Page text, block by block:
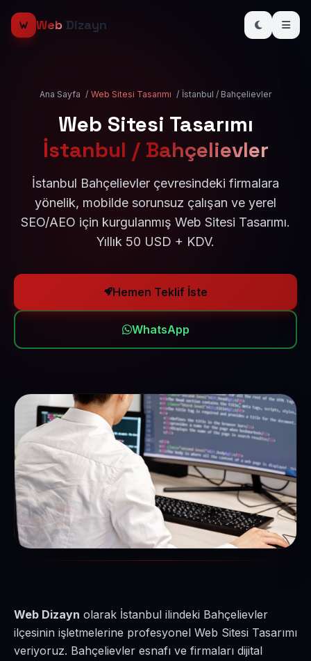
Web Dizayn
Ana Sayfa / Web Sitesi Tasarımı / İstanbul / Bahçelievler
Web Sitesi Tasarımı
İstanbul / Bahçelievler
İstanbul Bahçelievler çevresindeki firmalara
yönelik, mobilde sorunsuz çalışan ve yerel
SEO/AEO için kurgulanmış Web Sitesi Tasarımı.
Yıllık 50 USD + KDV.
Hemen Teklif İste
WhatsApp
Web Dizayn olarak İstanbul ilindeki Bahçelievler
ilçesinin işletmelerine profesyonel Web Sitesi Tasarımı
veriyoruz. Bahçelievler esnafı ve firmaları dijital